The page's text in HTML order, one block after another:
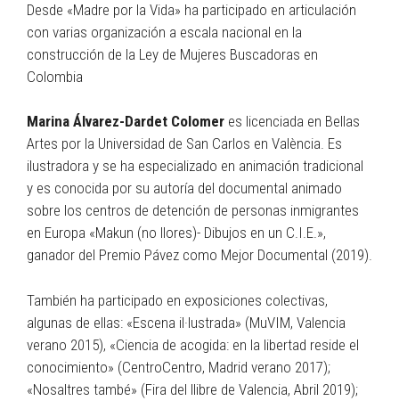
Desde «Madre por la Vida» ha participado en articulación
con varias organización a escala nacional en la
construcción de la Ley de Mujeres Buscadoras en
Colombia
Marina Álvarez-Dardet Colomer es licenciada en Bellas
Artes por la Universidad de San Carlos en València. Es
ilustradora y se ha especializado en animación tradicional
y es conocida por su autoría del documental animado
sobre los centros de detención de personas inmigrantes
en Europa «Makun (no llores)- Dibujos en un C.I.E.»,
ganador del Premio Pávez como Mejor Documental (2019).
También ha participado en exposiciones colectivas,
algunas de ellas: «Escena il·lustrada» (MuVIM, Valencia
verano 2015), «Ciencia de acogida: en la libertad reside el
conocimiento» (CentroCentro, Madrid verano 2017);
«Nosaltres també» (Fira del llibre de Valencia, Abril 2019);